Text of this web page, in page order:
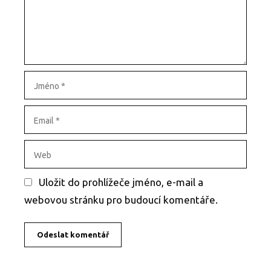
é
o
a
b
Uložit do prohlížeče jméno, e-mail a
webovou stránku pro budoucí komentáře.